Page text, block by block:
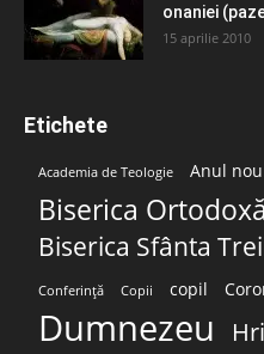
onaniei
15 aprilie 2010
Etichete
Academia de Teologie Anul nou
Biserica Ortodoxă
Biserica Sfânta
Conferință Copii copil
Dumnezeu